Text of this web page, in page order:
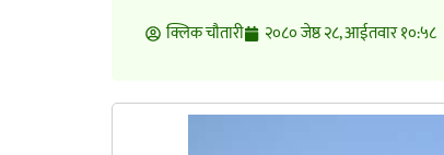
क्लिक चाैतारी २०८० जेष्ठ २८, आईतवार १०:५८